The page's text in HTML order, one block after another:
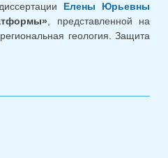
Елены Юрьевны
, представленной на
геология. Защита